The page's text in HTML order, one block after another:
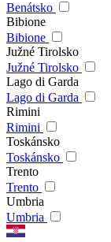
Benátsko
Bibione
Bibione
Južné Tirolsko
Južné Tirolsko
Lago di Garda
Lago di Garda
Rimini
Rimini
Toskánsko
Toskánsko
Trento
Trento
Umbria
Umbria